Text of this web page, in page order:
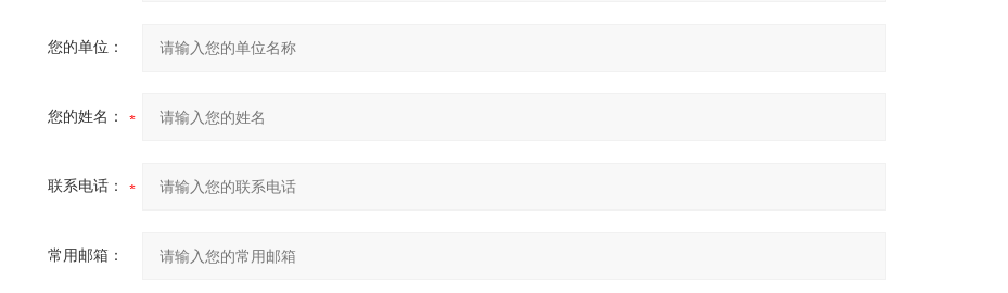
您的单位：
您的姓名：
联系电话：
常用邮箱：